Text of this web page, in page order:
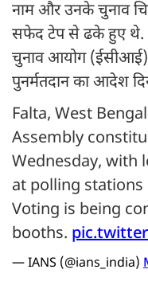
नाम और उनके चुनाव
सफेद टेप से ढके हुए थे.
चुनाव आयोग (ईसीआई)
पुनर्मतदान का आदेश
Falta, West
Assembly
Wednesday, with
at polling
Voting is being
booths.
— IANS (@ians_india)